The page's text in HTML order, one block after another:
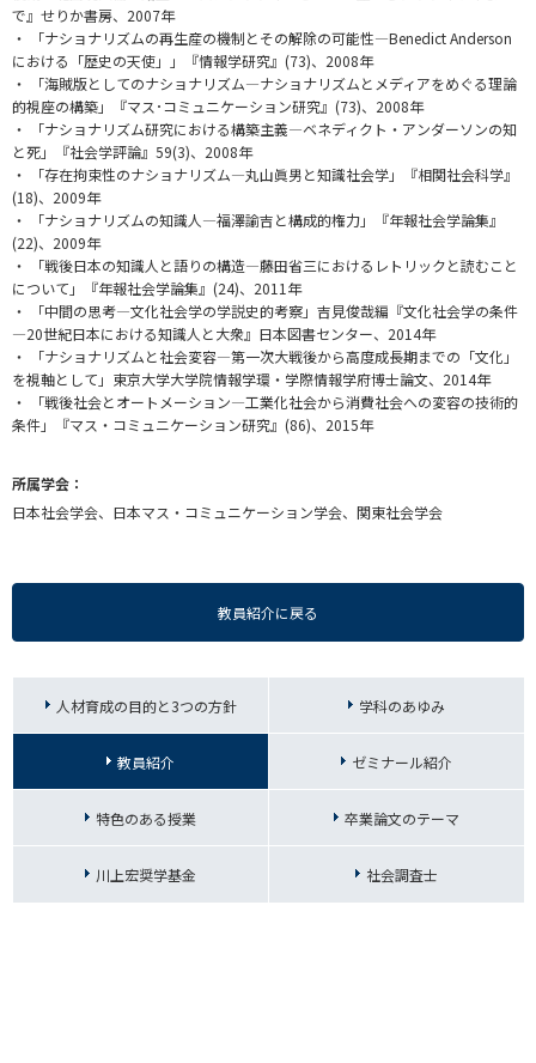
で』せりか書房、2007年
・ 「ナショナリズムの再生産の機制とその解除の可能性—Benedict Anderson
における「歴史の天使」」『情報学研究』(73)、2008年
・ 「海賊版としてのナショナリズム—ナショナリズムとメディアをめぐる理論
的視座の構築」『マス･コミュニケーション研究』(73)、2008年
・ 「ナショナリズム研究における構築主義—ベネディクト・アンダーソンの知
と死」『社会学評論』59(3)、2008年
・ 「存在拘束性のナショナリズム—丸山眞男と知識社会学」『相関社会科学』
(18)、2009年
・ 「ナショナリズムの知識人—福澤諭吉と構成的権力」『年報社会学論集』
(22)、2009年
・ 「戦後日本の知識人と語りの構造—藤田省三におけるレトリックと読むこと
について」『年報社会学論集』(24)、2011年
・ 「中間の思考—文化社会学の学説史的考察」吉見俊哉編『文化社会学の条件
—20世紀日本における知識人と大衆』日本図書センター、2014年
・ 「ナショナリズムと社会変容—第一次大戦後から高度成長期までの「文化」
を視軸として」東京大学大学院情報学環・学際情報学府博士論文、2014年
・ 「戦後社会とオートメーション—工業化社会から消費社会への変容の技術的
条件」『マス・コミュニケーション研究』(86)、2015年
所属学会：
日本社会学会、日本マス・コミュニケーション学会、関東社会学会
教員紹介に戻る
人材育成の目的と3つの方針 学科のあゆみ
教員紹介 ゼミナール紹介
特色のある授業 卒業論文のテーマ
川上宏奨学基金 社会調査士